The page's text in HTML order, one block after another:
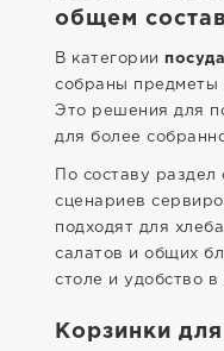
общем
В категории
собраны предметы
Это решения для
для более
По составу раздел
сценариев
подходят для
салатов и общих
столе и удобство в
Корзинки